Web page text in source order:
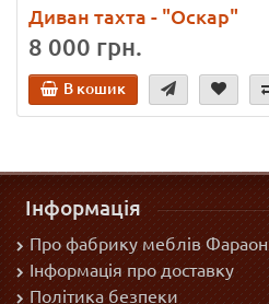
Диван тахта - "Оскар"
8 000 грн.
В кошик
Інформація
Про фабрику меблів Фараон
Інформація про доставку
Політика безпеки